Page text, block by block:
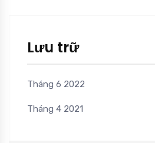
Lưu trữ
Tháng 6 2022
Tháng 4 2021